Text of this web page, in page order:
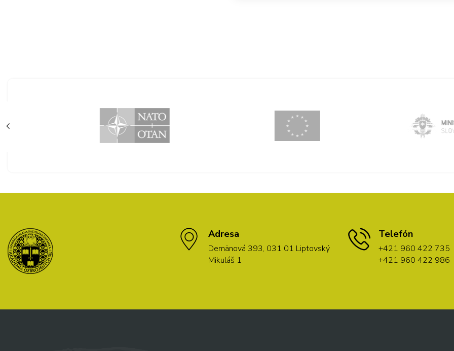
Adresa
Demänová 393, 031 01 Liptovský
Mikuláš 1
Telefón
+421 960 422 735
+421 960 422 986